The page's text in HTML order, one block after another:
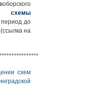
схемы
период до
на
схем